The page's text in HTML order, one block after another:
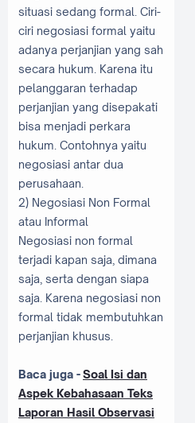
situasi sedang formal. Ciri-
ciri negosiasi formal yaitu
adanya perjanjian yang sah
secara hukum. Karena itu
pelanggaran terhadap
perjanjian yang disepakati
bisa menjadi perkara
hukum. Contohnya yaitu
negosiasi antar dua
perusahaan.
2) Negosiasi Non Formal
atau Informal
Negosiasi non formal
terjadi kapan saja, dimana
saja, serta dengan siapa
saja. Karena negosiasi non
formal tidak membutuhkan
perjanjian khusus.
Baca juga -Soal Isi dan
Aspek Kebahasaan Teks
Laporan Hasil Observasi